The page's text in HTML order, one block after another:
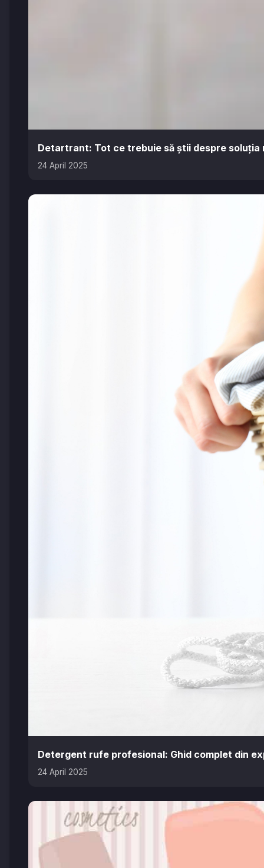
Detartrant: Tot ce trebuie să știi despre soluția
24 April 2025
Detergent rufe profesional: Ghid complet din
24 April 2025